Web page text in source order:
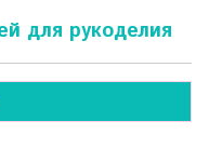
для рукоделия